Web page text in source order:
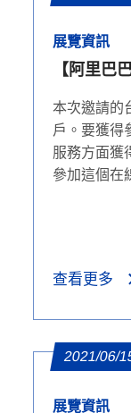
展覽資訊
【阿里巴
本次邀請的
戶。要獲得
服務方面獲
參加這個在
查看更多
2021/06/
展覽資訊